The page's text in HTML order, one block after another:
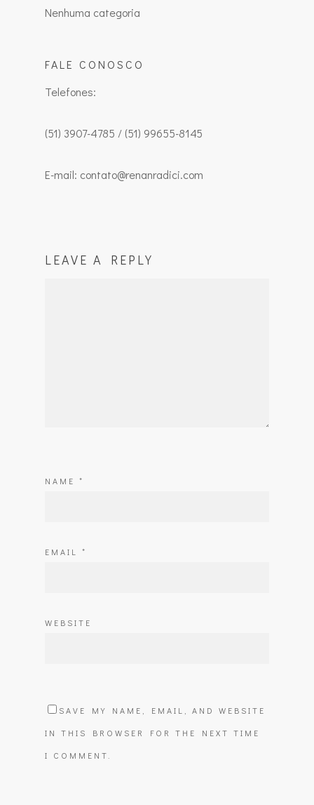
Nenhuma categoria
FALE CONOSCO
Telefones:
(51) 3907-4785 / (51) 99655-8145
E-mail: contato@renanradici.com
LEAVE A REPLY
NAME *
EMAIL *
WEBSITE
SAVE MY NAME, EMAIL, AND WEBSITE
IN THIS BROWSER FOR THE NEXT TIME
I COMMENT.